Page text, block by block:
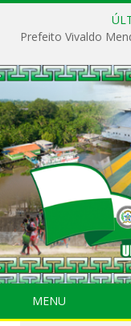
MENU